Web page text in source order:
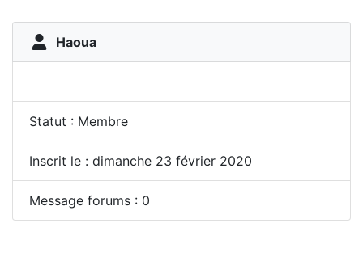
Haoua
Statut : Membre
Inscrit le : dimanche 23 février 2020
Message forums : 0